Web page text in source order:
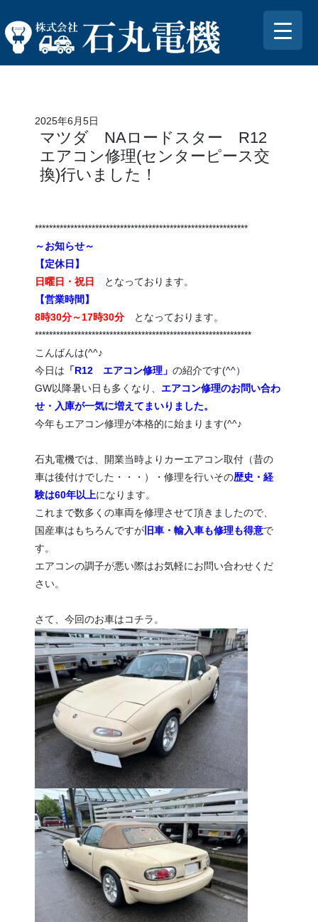
2025年6月5日
マツダ NAロードスター R12
エアコン修理(センターピース交
換)行いました！
************************************************************
～お知らせ～
【定休日】
日曜日・祝日
となっております。
【営業時間】
8時30分～17時30分 となっております。
*************************************************************
こんばんは(^^♪
今日は 「R12 エアコン修理」の紹介です(^^）
GW以降暑い日も多くなり、 エアコン修理のお問い合わ
せ・入庫が一気に増えてまいりました。
今年もエアコン修理が本格的に始まります(^^♪
石丸電機では、開業当時よりカーエアコン取付（昔の
車は後付けでした・・・）・修理を行いその歴史・経
験は60年以上になります。
これまで数多くの車両を修理させて頂きましたので、
国産車はもちろんですが 旧車・輸入車も修理も得意で
す。
エアコンの調子が悪い際はお気軽にお問い合わせくだ
さい。
さて、今回のお車はコチラ。